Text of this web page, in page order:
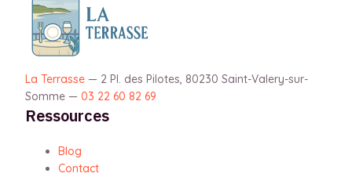
La Terrasse — 2 Pl. des Pilotes, 80230 Saint-Valery-sur-
Somme — 03 22 60 82 69
Ressources
Blog
Contact